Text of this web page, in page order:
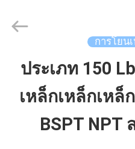
บ้าน
สินค้า
Sunrise
Foundry
การโยน
ประเภท 150
เหล็กเหล็กเหล็
BSPT NPT